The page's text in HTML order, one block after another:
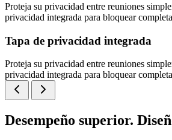
Proteja su privacidad entre reuniones
privacidad integrada para bloquear
Tapa de privacidad integrada
Proteja su privacidad entre reuniones
privacidad integrada para bloquear
Desempeño superior.